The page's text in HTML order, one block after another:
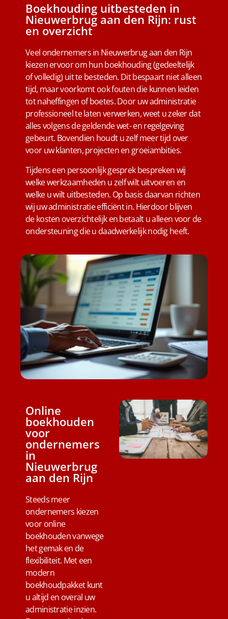
Boekhouding uitbesteden in
Nieuwerbrug aan den Rijn: rust
en overzicht
Veel ondernemers in Nieuwerbrug aan den Rijn
kiezen ervoor om hun boekhouding (gedeeltelijk
of volledig) uit te besteden. Dit bespaart niet alleen
tijd, maar voorkomt ook fouten die kunnen leiden
tot naheffingen of boetes. Door uw administratie
professioneel te laten verwerken, weet u zeker dat
alles volgens de geldende wet- en regelgeving
gebeurt. Bovendien houdt u zelf meer tijd over
voor uw klanten, projecten en groeiambities.
Tijdens een persoonlijk gesprek bespreken wij
welke werkzaamheden u zelf wilt uitvoeren en
welke u wilt uitbesteden. Op basis daarvan richten
wij uw administratie efficiënt in. Hierdoor blijven
de kosten overzichtelijk en betaalt u alleen voor de
ondersteuning die u daadwerkelijk nodig heeft.
Online
boekhouden
voor
ondernemers
in
Nieuwerbrug
aan den Rijn
Steeds meer
ondernemers kiezen
voor online
boekhouden vanwege
het gemak en de
flexibiliteit. Met een
modern
boekhoudpakket kunt
u altijd en overal uw
administratie inzien.